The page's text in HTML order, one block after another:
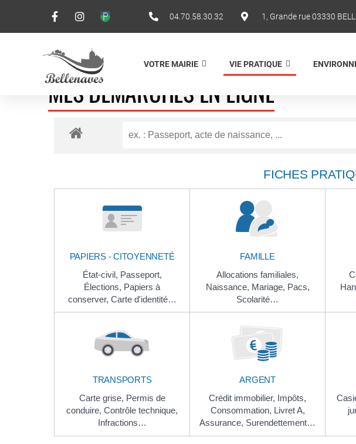
04.70.58.30.32 1, Grande rue 03330
VOTRE MAIRIE VIE PRATIQUE
MES DÉMARCHES EN LIGNE
FICHES
PAPIERS - CITOYENNETÉ
État-civil, Passeport,
Élections, Papiers à
conserver, Carte d'identité…
FAMILLE
Allocations familiales,
Naissance, Mariage, Pacs,
Scolarité…
TRANSPORTS
Carte grise, Permis de
conduire, Contrôle technique,
Infractions…
ARGENT
Crédit immobilier, Impôts,
Consommation, Livret A,
Assurance, Surendettement…